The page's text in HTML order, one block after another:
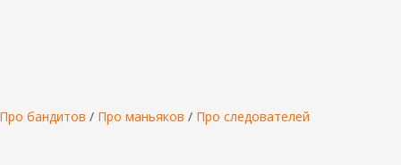
Про бандитов / Про маньяков / Про следователей